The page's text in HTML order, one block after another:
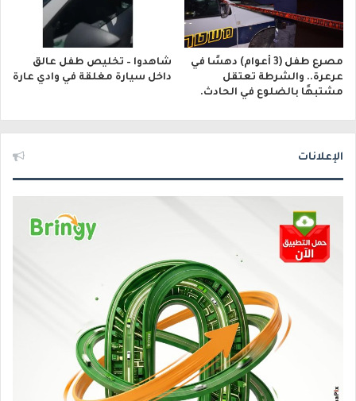
مصرع طفل (3 أعوام) دهسًا في
عرعرة.. والشرطة تعتقل
مشتبهًا بالضلوع في الحادث.
شاهدوا – تخليص طفل عالق
داخل سيارة مغلقة في وادي عارة
الإعلانات